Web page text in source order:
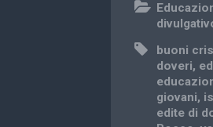
buoni
doveri,
giovani,
edite di